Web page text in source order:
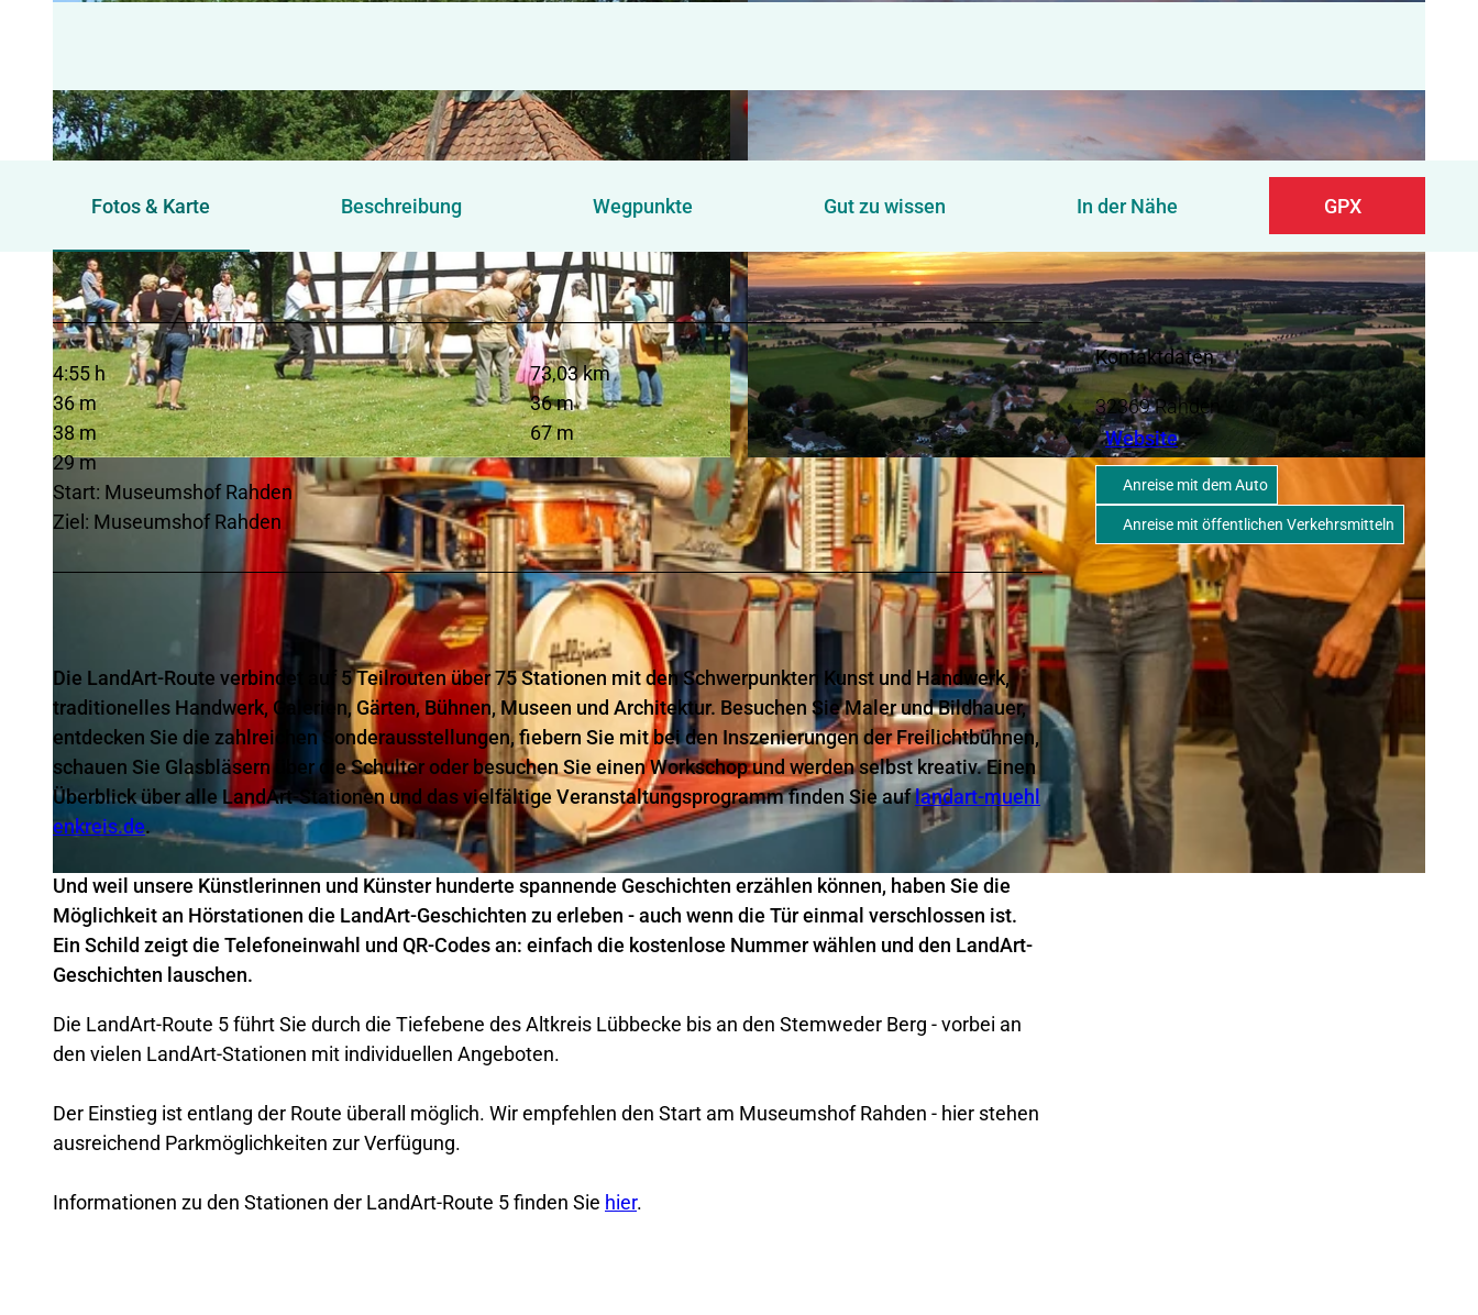
© Teutoburger Wald Tourismus, D. Ketz
© Mühlenkreis Minden-Lübbecke © Teutoburger Wald Tourismus, D. Ketz
Fotos & Karte Beschreibung Wegpunkte Gut zu wissen In der Nähe GPX
4:55 h
73,03 km
36 m
36 m
38 m
67 m
29 m
Start: Museumshof Rahden
Ziel: Museumshof Rahden
Die LandArt-Route verbindet auf 5 Teilrouten über 75 Stationen mit den Schwerpunkten Kunst und Handwerk,
traditionelles Handwerk, Galerien, Gärten, Bühnen, Museen und Architektur. Besuchen Sie Maler und Bildhauer,
entdecken Sie die zahlreichen Sonderausstellungen, fiebern Sie mit bei den Inszenierungen der Freilichtbühnen,
schauen Sie Glasbläsern über die Schulter oder besuchen Sie einen Workschop und werden selbst kreativ. Einen
Überblick über alle LandArt-Stationen und das vielfältige Veranstaltungsprogramm finden Sie auflandart-muehl
enkreis.de.
Und weil unsere Künstlerinnen und Künster hunderte spannende Geschichten erzählen können, haben Sie die
Möglichkeit an Hörstationen die LandArt-Geschichten zu erleben - auch wenn die Tür einmal verschlossen ist.
Ein Schild zeigt die Telefoneinwahl und QR-Codes an: einfach die kostenlose Nummer wählen und den LandArt-
Geschichten lauschen.
Die LandArt-Route 5 führt Sie durch die Tiefebene des Altkreis Lübbecke bis an den Stemweder Berg - vorbei an
den vielen LandArt-Stationen mit individuellen Angeboten.
Der Einstieg ist entlang der Route überall möglich. Wir empfehlen den Start am Museumshof Rahden - hier stehen
ausreichend Parkmöglichkeiten zur Verfügung.
Informationen zu den Stationen der LandArt-Route 5 finden Sie hier.
Kontaktdaten
32369Rahden
Website
Anreise mit dem Auto
Anreise mit öffentlichen Verkehrsmitteln